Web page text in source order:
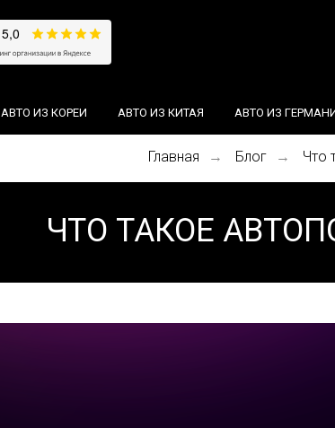
АВТО ИЗ КОРЕИ АВТО ИЗ КИТАЯ АВТО ИЗ
Главная → Блог → Что
ЧТО ТАКОЕ